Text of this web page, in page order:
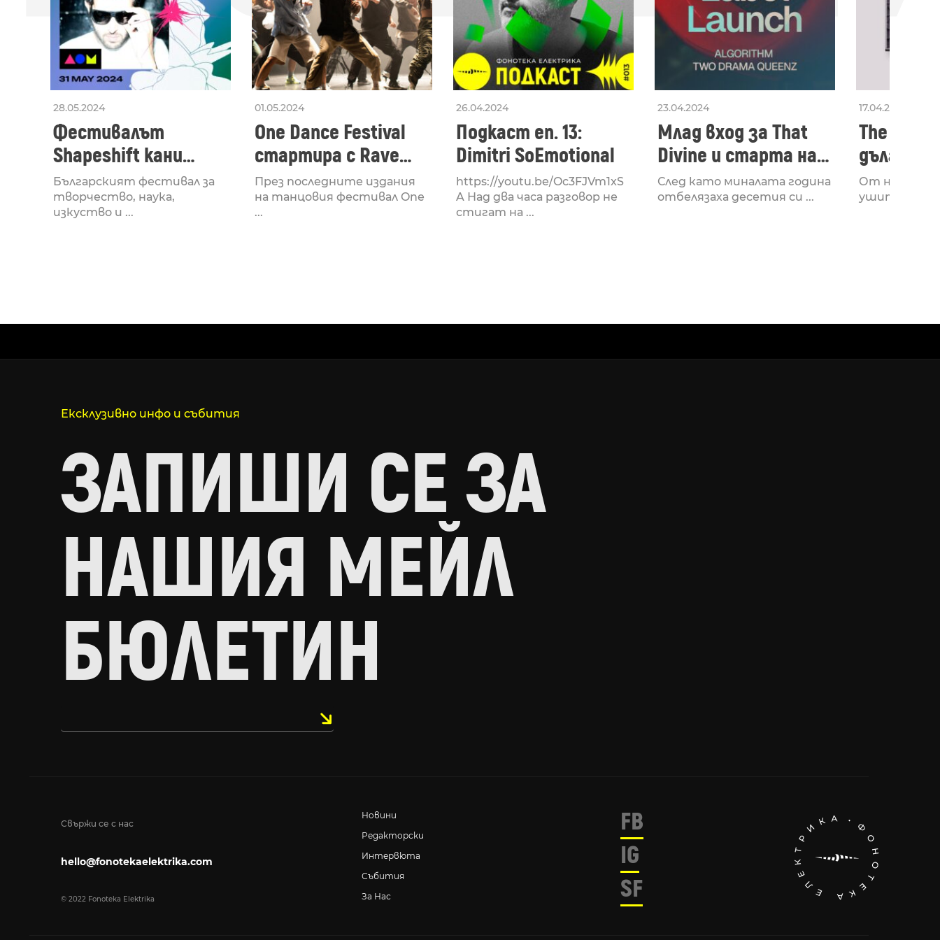
28.05.2024
Фестивалът
Shapeshift кани
Fabrizio Mammarella
за откриването си
Българският фестивал за
творчество, наука,
изкуство и ...
01.05.2024
One Dance Festival
стартира с Rave
Lucid, посветен на
рейв културата
През последните издания
на танцовия фестивал One
...
26.04.2024
Подкаст еп. 13:
Dimitri SoEmotional
https://youtu.be/Oc3FJVm1xS
A Над два часа разговор не
стигат на ...
23.04.2024
Млад вход за That
Divine и старта на
лейбъла им
След като миналата година
отбелязаха десетия си ...
17.04.2024
The
втори
излезе
От няколко
ушите и
Ексклузивно инфо и събития
ЗАПИШИ СЕ ЗА
НАШИЯ МЕЙЛ
БЮЛЕТИН
Свържи се с нас
hello@fonotekaelektrika.com
© 2022 Fonoteka Elektrika
Новини
Редакторски
Интервюта
Събития
За Нас
FB
IG
SF